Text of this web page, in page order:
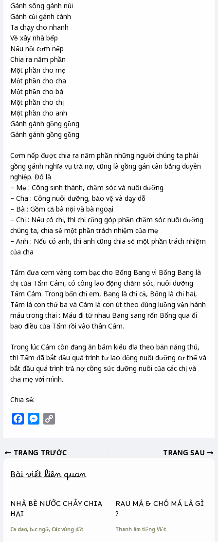
Gánh sông gánh núi
Gánh củi gánh cành
Ta chạy cho nhanh
Về xây nhà bếp
Nấu nồi cơm nếp
Chia ra năm phần
Một phần cho mẹ
Một phần cho cha
Một phần cho bà
Một phần cho chị
Một phần cho anh
Gánh gánh gồng gồng
Gánh gánh gồng gồng
Cơm nếp được chia ra năm phần những người chúng ta phải
gồng gánh nghĩa vụ trả nợ, cũng là gồng gán cân bằng duyên
nghiệp. Đó là
– Mẹ : Công sinh thành, chăm sóc và nuôi dưỡng
– Cha : Công nuôi dưỡng, bảo vệ và dạy dỗ
– Bà : Gồm cả bà nội và bà ngoại
– Chị : Nếu có chị, thì chị cũng góp phần chăm sóc nuôi dưỡng
chúng ta, chia sẻ một phần trách nhiệm của mẹ
– Anh : Nếu có anh, thì anh cũng chia sẻ một phần trách nhiệm
của cha
Tấm đưa cơm vàng cơm bạc cho Bống Bang vì Bống Bang là
chị của Tấm Cám, có công lao động chăm sóc, nuôi dưỡng
Tấm Cám. Trong bốn chị em, Bang là chị cả, Bống là chị hai,
Tấm là con thứ ba và Cám là con út theo đúng luồng vận hành
máu trong thai : Máu đi từ nhau Bang sang rốn Bống qua ối
bao điều của Tấm rồi vào thân Cám.
Trong lúc Cám còn đang ăn bám kiểu đỉa theo bản năng thú,
thì Tấm đã bắt đầu quá trình tự lao động nuôi dưỡng cơ thể và
bắt đầu quá trình trả nợ công sức dưỡng nuôi của các chị và
cha mẹ với mình.
Chia sẻ:
e
o
k
M
s
n
e
y
i
k
TRANG TRƯỚC TRANG SAU
Bài viết liên quan
NHÀ BÈ NƯỚC CHẢY CHIA
HAI
Ca dao, tục ngữ, Các vùng đất
RAU MÁ & CHÓ MÁ LÀ GÌ
?
Thanh âm tiếng Việt